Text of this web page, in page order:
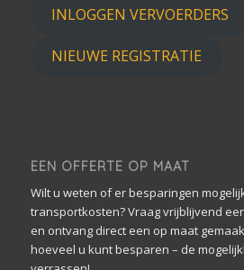
INLOGGEN VERVOERDERS
NIEUWE REGISTRATIE
EEN OFFERTE OP MAAT
Wilt u weten of er besparingen
transportkosten? Vraag vrijblijvend
en ontvang direct een op maat
hoeveel u kunt besparen – de